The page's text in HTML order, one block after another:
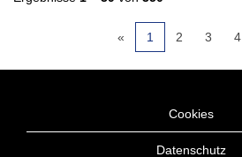
« 1 2 3 4
Cookies
Datenschutz